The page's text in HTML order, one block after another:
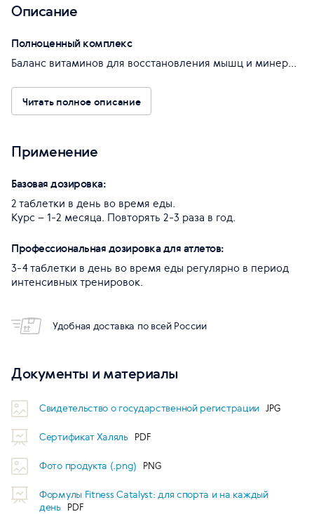
Описание
Полноценный комплекс
Баланс витаминов для восстановления мышц и минер...
Читать полное описание
Применение
Базовая дозировка:
2 таблетки в день во время еды.
Курс – 1-2 месяца. Повторять 2-3 раза в год.
Профессиональная дозировка для атлетов:
3-4 таблетки в день во время еды регулярно в период
интенсивных тренировок.
Удобная доставка по всей России
Документы и материалы
Свидетельство о государственной регистрации
Сертификат Халяль
Фото продукта (.png)
Формулы Fitness Catalyst: для спорта и на каждый
день